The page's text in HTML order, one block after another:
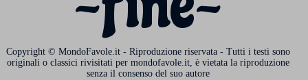
Copyright © MondoFavole.it - Riproduzione riservata - Tutti i testi sono
originali o classici rivisitati per mondofavole.it, è vietata la riproduzione
senza il consenso del suo autore